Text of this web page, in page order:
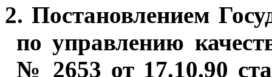
2. Постановлением
по управлению
№ 2653 от 17.10.90